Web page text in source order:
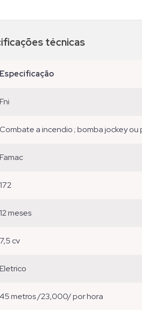
técnicas
especificação
fni
combate a incendio ; bomba jockey ou
famac
172
12 meses
7,5 cv
eletrico
45 metros /23,000/ por hora